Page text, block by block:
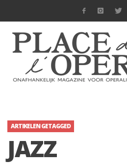
ARTIKELEN GETAGGED
JAZZ